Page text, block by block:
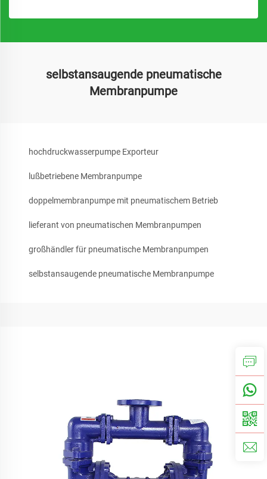
selbstansaugende pneumatische
Membranpumpe
hochdruckwasserpumpe Exporteur
lußbetriebene Membranpumpe
doppelmembranpumpe mit pneumatischem Betrieb
lieferant von pneumatischen Membranpumpen
großhändler für pneumatische Membranpumpen
selbstansaugende pneumatische Membranpumpe